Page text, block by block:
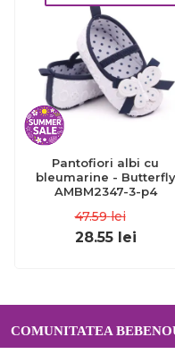
Pantofiori albi cu
bleumarine - Butterfly
AMBM2347-3-p4
47.59 lei
28.55 lei
COMUNITATEA